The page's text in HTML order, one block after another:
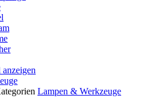
Lampen & Werkzeuge